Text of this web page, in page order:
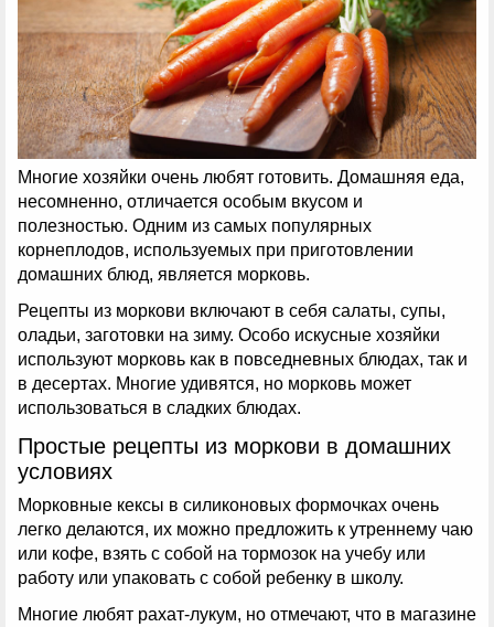
Многие хозяйки очень любят готовить. Домашняя еда,
несомненно, отличается особым вкусом и
полезностью. Одним из самых популярных
корнеплодов, используемых при приготовлении
домашних блюд, является морковь.
Рецепты из моркови включают в себя салаты, супы,
оладьи, заготовки на зиму. Особо искусные хозяйки
используют морковь как в повседневных блюдах, так и
в десертах. Многие удивятся, но морковь может
использоваться в сладких блюдах.
Простые рецепты из моркови в домашних
условиях
Морковные кексы в силиконовых формочках очень
легко делаются, их можно предложить к утреннему чаю
или кофе, взять с собой на тормозок на учебу или
работу или упаковать с собой ребенку в школу.
Многие любят рахат-лукум, но отмечают, что в магазине